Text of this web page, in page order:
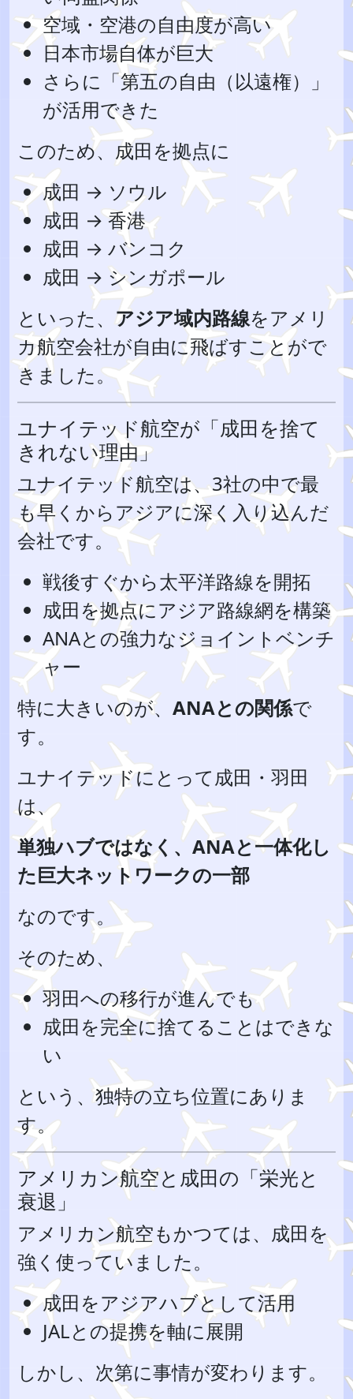
空域・空港の自由度が高い
日本市場自体が巨大
さらに「第五の自由（以遠権）」
が活用できた
このため、成田を拠点に
成田 → ソウル
成田 → 香港
成田 → バンコク
成田 → シンガポール
といった、 アジア域内路線をアメリ
カ航空会社が自由に飛ばすことがで
きました。
ユナイテッド航空が「成田を捨て
きれない理由」
ユナイテッド航空は、3社の中で最
も早くからアジアに深く入り込んだ
会社です。
戦後すぐから太平洋路線を開拓
成田を拠点にアジア路線網を構築
ANAとの強力なジョイントベンチ
ャー
特に大きいのが、 ANAとの関係で
す。
ユナイテッドにとって成田・羽田
は、
単独ハブではなく、ANAと一体化し
た巨大ネットワークの一部
なのです。
そのため、
羽田への移行が進んでも
成田を完全に捨てることはできな
い
という、独特の立ち位置にありま
す。
アメリカン航空と成田の「栄光と
衰退」
アメリカン航空もかつては、成田を
強く使っていました。
成田をアジアハブとして活用
JALとの提携を軸に展開
しかし、次第に事情が変わります。